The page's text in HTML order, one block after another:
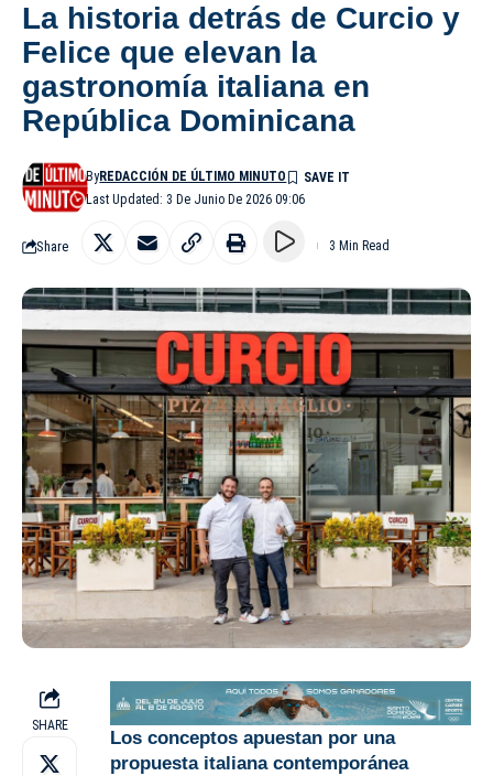
La historia detrás de Curcio y
Felice que elevan la
gastronomía italiana en
República Dominicana
Last Updated: 3 De Junio De 2026 09:06
ByREDACCIÓN DE ÚLTIMO MINUTO
Share 3 Min Read
SHARE
Los conceptos apuestan por una
propuesta italiana contemporánea